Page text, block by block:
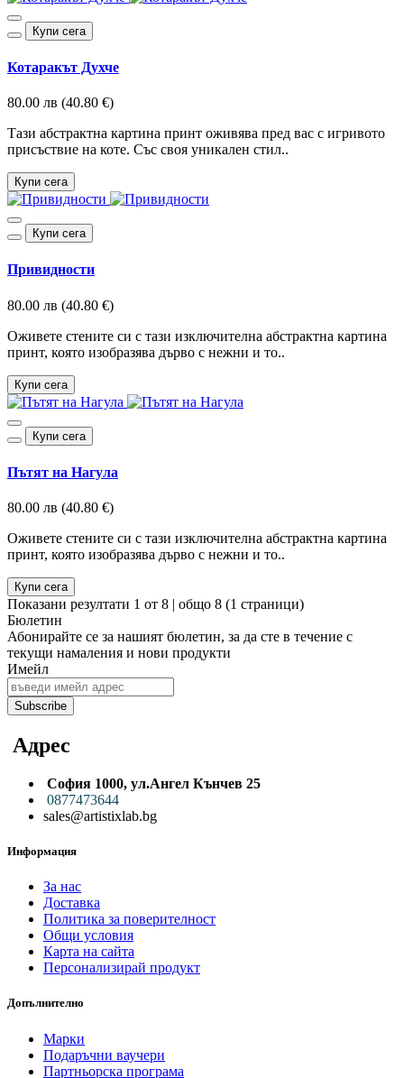
Купи сега
Котаракът Духче
80.00 лв (40.80 €)
Тази абстрактна картина принт оживява пред вас с игривото
присъствие на коте. Със своя уникален стил..
Купи сега
Купи сега
Привидности
80.00 лв (40.80 €)
Оживете стените си с тази изключителна абстрактна картина
принт, която изобразява дърво с нежни и то..
Купи сега
Купи сега
Пътят на Нагула
80.00 лв (40.80 €)
Оживете стените си с тази изключителна абстрактна картина
принт, която изобразява дърво с нежни и то..
Купи сега
Показани резултати 1 от 8 | общо 8 (1 страници)
Бюлетин
Абонирайте се за нашият бюлетин, за да сте в течение с
тeкущи намаления и нови продукти
Имейл
Subscribe
Адрес
София 1000, ул.Ангел Кънчев 25
0877473644
sales@artistixlab.bg
Информация
За нас
Доставка
Политика за поверителност
Общи условия
Карта на сайта
Персонализирай продукт
Допълнително
Марки
Подаръчни ваучери
Партньорска програма